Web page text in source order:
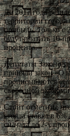
До 2017 года
территории города
прибыль. Только с
будут платить 10-
процента.
Депутаты
приняли закон «О
прописываются
свободной
Стоит отметить,
стояла ставка в
сначала до 2-х